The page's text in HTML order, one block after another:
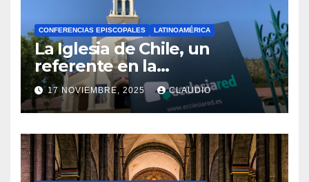
CONFERENCIAS EPISCOPALES LATINOAMÉRICA
La Iglesia de Chile, un
referente en la
transformación digital
gracias a Ecclesiared
17 NOVIEMBRE, 2025 CLAUDIO
H
A